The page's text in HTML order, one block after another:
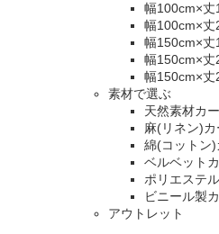
幅100cm×丈
幅100cm×丈
幅150cm×丈
幅150cm×丈
幅150cm×丈
素材で選ぶ
天然素材カ
麻(リネン)カ
綿(コットン)
ベルベット
ポリエステ
ビニール製
アウトレット